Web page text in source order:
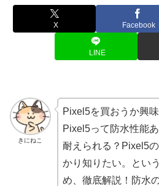
X Facebook
LINE
きにねこ
Pixel5を買おうか興
Pixel5って防水性能
耐えられる？Pixel5
かり知りたい。とい
め、徹底解説！防水